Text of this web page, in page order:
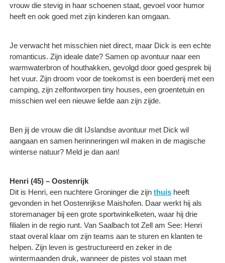
vrouw die stevig in haar schoenen staat, gevoel voor humor
heeft en ook goed met zijn kinderen kan omgaan.
Je verwacht het misschien niet direct, maar Dick is een echte
romanticus. Zijn ideale date? Samen op avontuur naar een
warmwaterbron of houthakken, gevolgd door goed gesprek bij
het vuur. Zijn droom voor de toekomst is een boerderij met een
camping, zijn zelfontworpen tiny houses, een groentetuin en
misschien wel een nieuwe liefde aan zijn zijde.
Ben jij de vrouw die dit IJslandse avontuur met Dick wil
aangaan en samen herinneringen wil maken in de magische
winterse natuur? Meld je dan aan!
Henri (45) – Oostenrijk
Dit is Henri, een nuchtere Groninger die zijn thuis heeft
gevonden in het Oostenrijkse Maishofen. Daar werkt hij als
storemanager bij een grote sportwinkelketen, waar hij drie
filialen in de regio runt. Van Saalbach tot Zell am See: Henri
staat overal klaar om zijn teams aan te sturen en klanten te
helpen. Zijn leven is gestructureerd en zeker in de
wintermaanden druk, wanneer de pistes vol staan met